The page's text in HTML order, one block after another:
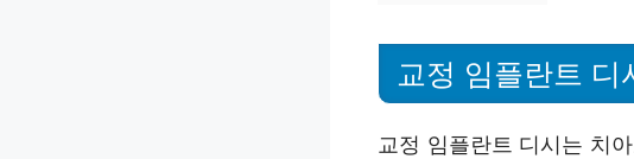
교정 임플란트 디
교정 임플란트 디시는 치